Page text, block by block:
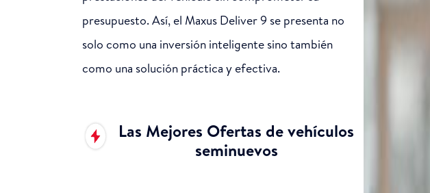
presupuesto. Así, el Maxus Deliver 9 se presenta no
solo como una inversión inteligente sino también
como una solución práctica y efectiva.
Las Mejores Ofertas de vehículos
seminuevos